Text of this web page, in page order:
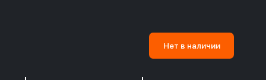
Нет в наличии